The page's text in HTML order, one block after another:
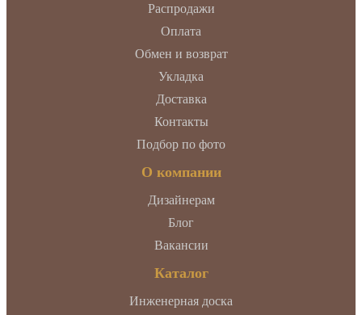
Распродажи
Оплата
Обмен и возврат
Укладка
Доставка
Контакты
Подбор по фото
О компании
Дизайнерам
Блог
Вакансии
Каталог
Инженерная доска